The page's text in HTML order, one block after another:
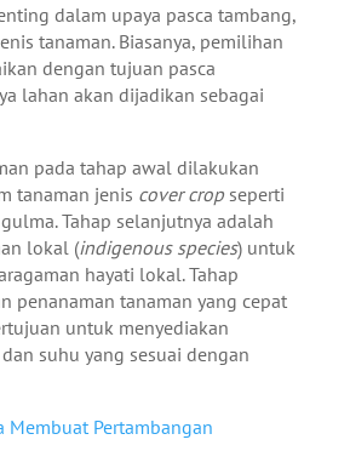
dalam upaya pasca tambang,
tanaman. Biasanya, pemilihan
dengan tujuan pasca
lahan akan dijadikan sebagai
pada tahap awal dilakukan
tanaman jenis cover cropseperti
Tahap selanjutnya adalah
lokal (indigenous species) untuk
hayati lokal.Tahap
penanaman tanaman yang cepat
untuk menyediakan
suhu yang sesuai dengan
Membuat Pertambangan